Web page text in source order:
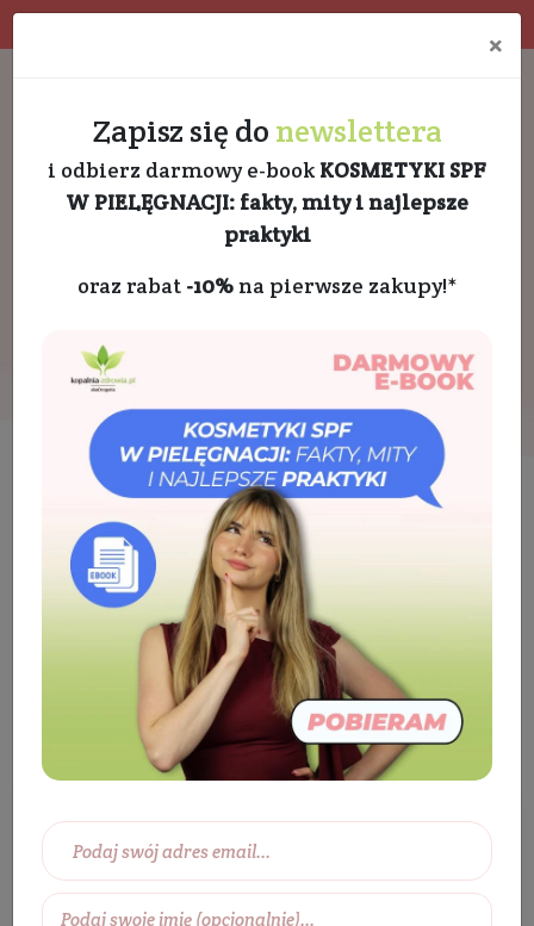
Składniki aktywne
Peptydy
Wybierz zakres cen:
0 zł
×
Zapisz się do newslettera
i odbierz darmowy e-book KOSMETYKI SPF
W PIELĘGNACJI: fakty, mity i najlepsze
praktyki
oraz rabat -10%na pierwsze zakupy!*